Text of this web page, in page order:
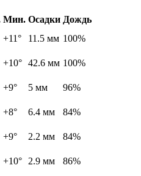
Мин. Осадки Дождь
+11° 11.5 мм 100%
+10° 42.6 мм 100%
+9° 5 мм
96%
+8° 6.4 мм
84%
+9° 2.2 мм
84%
+10° 2.9 мм
86%